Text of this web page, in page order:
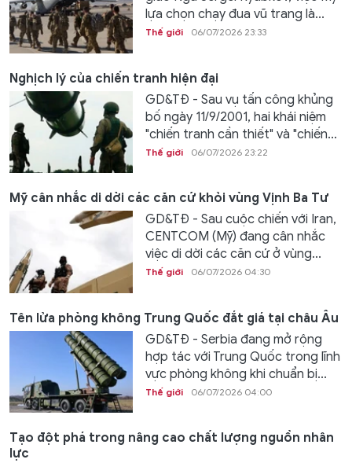
lựa chọn chạy đua vũ trang là...
Thế giới 06/07/2026 23:33
Nghịch lý của chiến tranh hiện đại
GD&TĐ - Sau vụ tấn công khủng
bố ngày 11/9/2001, hai khái niệm
"chiến tranh cần thiết" và "chiến...
Thế giới 06/07/2026 23:22
Mỹ cân nhắc di dời các căn cứ khỏi vùng Vịnh Ba Tư
GD&TĐ - Sau cuộc chiến với Iran,
CENTCOM (Mỹ) đang cân nhắc
việc di dời các căn cứ ở vùng...
Thế giới 06/07/2026 04:30
Tên lửa phòng không Trung Quốc đắt giá tại châu Âu
GD&TĐ - Serbia đang mở rộng
hợp tác với Trung Quốc trong lĩnh
vực phòng không khi chuẩn bị...
Thế giới 06/07/2026 04:00
Tạo đột phá trong nâng cao chất lượng nguồn nhân
lực